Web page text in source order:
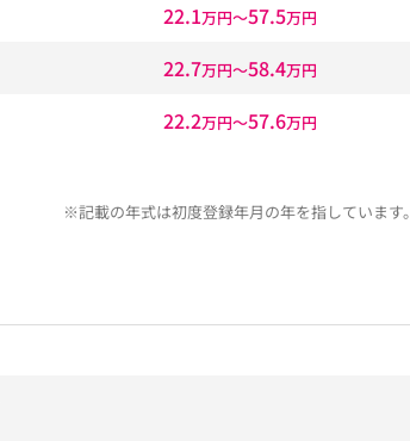
22.1万円〜57.5万円
22.7万円〜58.4万円
22.2万円〜57.6万円
※記載の年式は初度登録年月の年を指しています。